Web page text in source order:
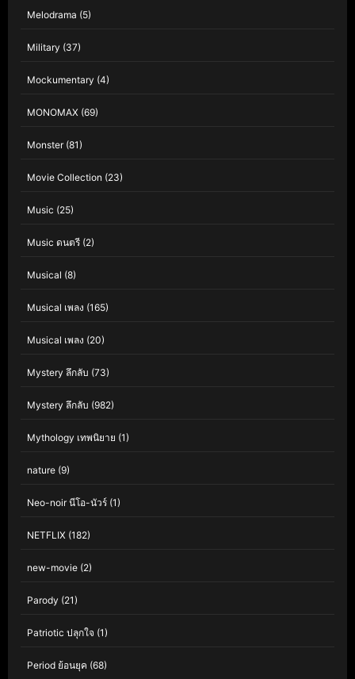
Melodrama (5)
Military (37)
Mockumentary (4)
MONOMAX (69)
Monster(81)
Movie Collection (23)
Music (25)
Music ดนตรี (2)
Musical (8)
Musical เพลง (165)
Musical เพลง (20)
Mystery ลึกลับ (73)
Mystery ลึกลับ (982)
Mythology เทพนิยาย (1)
nature (9)
Neo-noir นีโอ-นัวร์ (1)
NETFLIX (182)
new-movie (2)
Parody (21)
Patriotic ปลุกใจ (1)
Period ย้อนยุค (68)